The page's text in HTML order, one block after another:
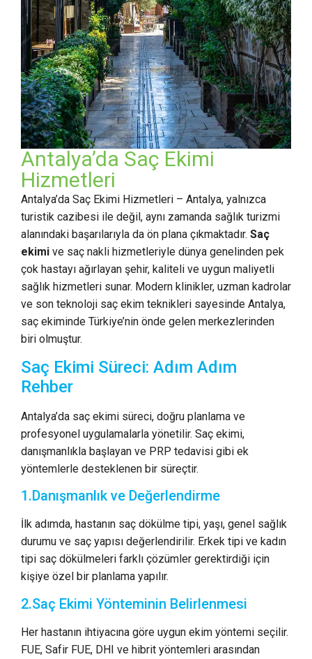
Antalya’da Saç Ekimi
Hizmetleri
Antalya’da Saç Ekimi Hizmetleri – Antalya, yalnızca
turistik cazibesi ile değil, aynı zamanda sağlık turizmi
alanındaki başarılarıyla da ön plana çıkmaktadır. Saç
ekimi ve saç nakli hizmetleriyle dünya genelinden pek
çok hastayı ağırlayan şehir, kaliteli ve uygun maliyetli
sağlık hizmetleri sunar. Modern klinikler, uzman kadrolar
ve son teknoloji saç ekim teknikleri sayesinde Antalya,
saç ekiminde Türkiye’nin önde gelen merkezlerinden
biri olmuştur.
Saç Ekimi Süreci: Adım Adım
Rehber
Antalya’da saç ekimi süreci, doğru planlama ve
profesyonel uygulamalarla yönetilir. Saç ekimi,
danışmanlıkla başlayan ve PRP tedavisi gibi ek
yöntemlerle desteklenen bir süreçtir.
1.Danışmanlık ve Değerlendirme
İlk adımda, hastanın saç dökülme tipi, yaşı, genel sağlık
durumu ve saç yapısı değerlendirilir. Erkek tipi ve kadın
tipi saç dökülmeleri farklı çözümler gerektirdiği için
kişiye özel bir planlama yapılır.
2.Saç Ekimi Yönteminin Belirlenmesi
Her hastanın ihtiyacına göre uygun ekim yöntemi seçilir.
FUE, Safir FUE, DHI ve hibrit yöntemleri arasından